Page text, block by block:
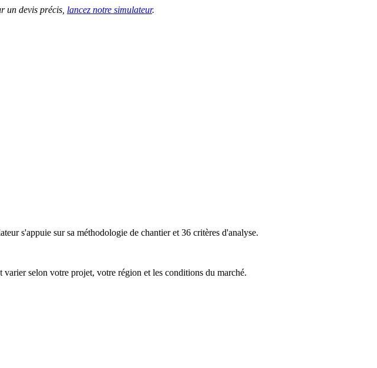
un devis précis, lancez notre simulateur.
s'appuie sur sa méthodologie de chantier et 36 critères d'analyse.
varier selon votre projet, votre région et les conditions du marché.